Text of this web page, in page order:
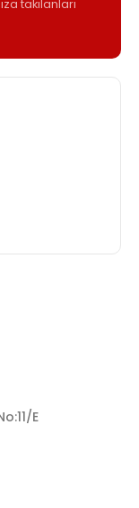
takılanları
E